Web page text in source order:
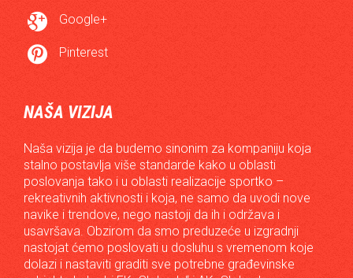
 Google+
 Pinterest
NAŠA VIZIJA
Naša vizija je da budemo sinonim za kompaniju koja
stalno postavlja više standarde kako u oblasti
poslovanja tako i u oblasti realizacije sportko –
rekreativnih aktivnosti i koja, ne samo da uvodi nove
navike i trendove, nego nastoji da ih i održava i
usavršava. Obzirom da smo preduzeće u izgradnji
nastojat ćemo poslovati u dosluhu s vremenom koje
dolazi i nastaviti graditi sve potrebne građevinske